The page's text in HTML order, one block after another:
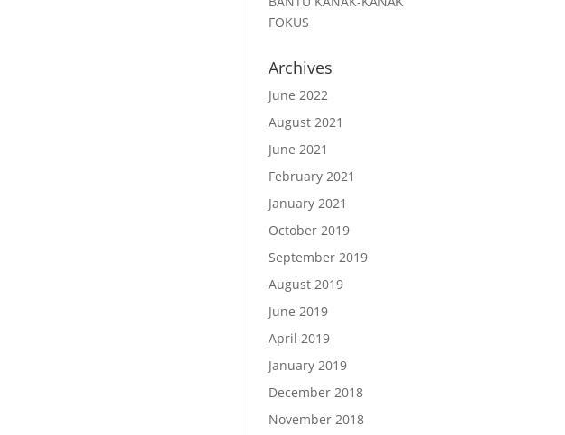
FOKUS
Archives
June 2022
August 2021
June 2021
February 2021
January 2021
October 2019
September 2019
August 2019
June 2019
April 2019
January 2019
December 2018
November 2018